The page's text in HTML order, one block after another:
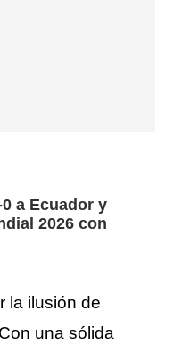
a Ecuador y
2026 con
la ilusión de
una sólida